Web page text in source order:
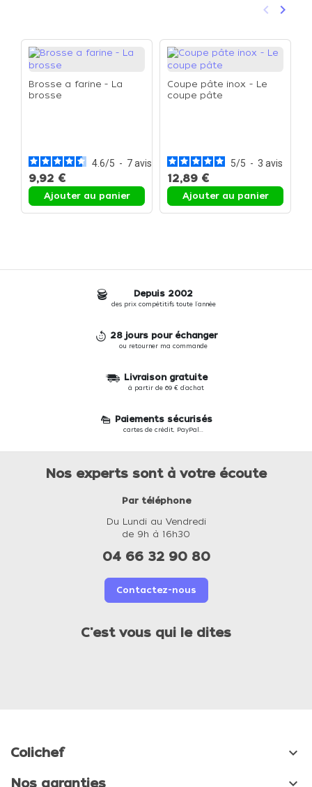
Précédent
keyboard_arrow_left keyboard_arrow_right
Brosse a farine - La
brosse
4.6/5 - 7avis
9,92 €
Ajouter au panier
Coupe pâte inox - Le
coupe pâte
5/5 - 3 avis
12,89 €
Ajouter au panier
Depuis 2002
des prix compétitifs toute l'année
28 jours pour échanger
ou retourner ma commande
Livraison gratuite
à partir de 69 € d'achat
Paiements sécurisés
cartes de crédit, PayPal...
Nos experts sont à votre écoute
Par téléphone
Du Lundi au Vendredi
de 9h à 16h30
04 66 32 90 80
Contactez-nous
C'est vous qui le dites
Colichef 
Nos garanties 